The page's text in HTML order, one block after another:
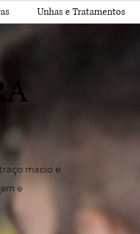
Unhas e Tratamentos
macio e
e